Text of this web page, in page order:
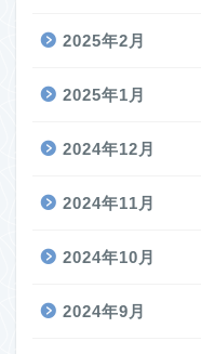
2025年2月
2025年1月
2024年12月
2024年11月
2024年10月
2024年9月